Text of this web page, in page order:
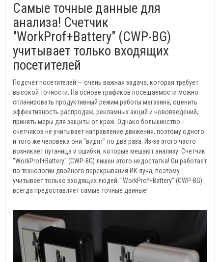
Самые точные данные для
анализа! Счетчик
"WorkProf+Battery" (CWP-BG)
учитывает только входящих
посетителей
Подсчет посетителей — очень важная задача, которая требует
высокой точности. На основе графиков посещаемости можно
спланировать продуктивный режим работы магазина, оценить
эффективность распродаж, рекламных акций и нововведений,
принять меры для защиты от краж. Однако большинство
счетчиков не учитывает направление движения, поэтому одного
и того же человека они "видят" по два раза. Из-за этого часто
возникает путаница и ошибки, которые мешают анализу. Счетчик
"WorkProf+Battery" (CWP-BG) лишен этого недостатка! Он работает
по технологии двойного перекрывания ИК-луча, поэтому
учитывает только входящих людей. "WorkProf+Battery" (CWP-BG)
всегда предоставляет самые точные данные!